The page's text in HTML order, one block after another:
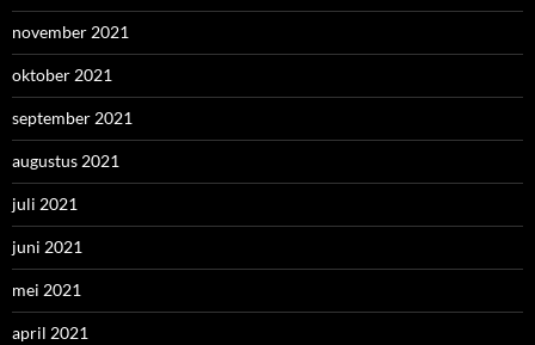
november 2021
oktober 2021
september 2021
augustus 2021
juli 2021
juni 2021
mei 2021
april 2021